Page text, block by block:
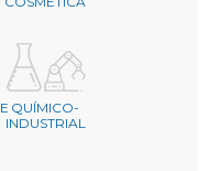
QUÍMICO-
INDUSTRIAL